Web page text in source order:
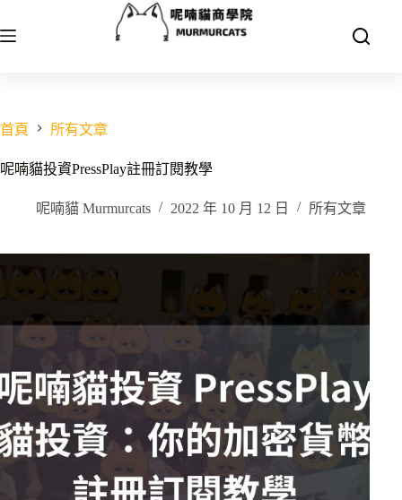
至
容
首頁 所有文章
呢喃貓投資PressPlay註冊訂閱教學
呢喃貓 Murmurcats 2022 年 10 月 12 日 所有文章